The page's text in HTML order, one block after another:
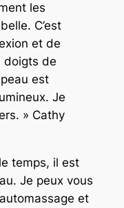
les
C’est
et de
doigts de
est
Je
» Cathy
temps, il est
Je peux vous
et